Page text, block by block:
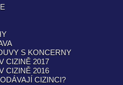
S KONCERNY
CIZINĚ 2017
CIZINĚ 2016
CIZINCI?